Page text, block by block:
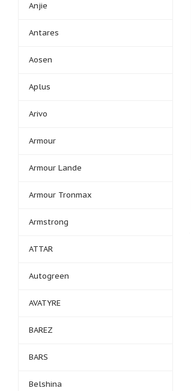
Anjie
Antares
Aosen
Aplus
Arivo
Armour
Armour Lande
Armour Tronmax
Armstrong
ATTAR
Autogreen
AVATYRE
BAREZ
BARS
Belshina